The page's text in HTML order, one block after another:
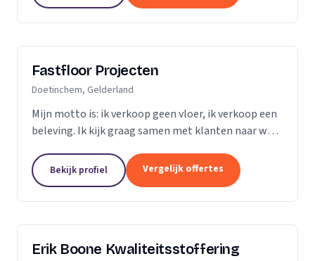
Fastfloor Projecten
Doetinchem, Gelderland
Mijn motto is: ik verkoop geen vloer, ik verkoop een
beleving. Ik kijk graag samen met klanten naar wat
luister. Niet de stalen of onze showroom,...
Bekijk profiel Vergelijk offertes
Erik Boone Kwaliteitsstoffering